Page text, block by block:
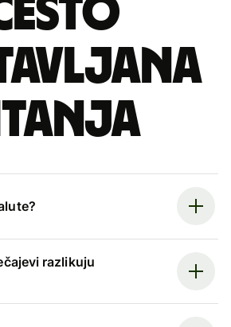
razlikuju